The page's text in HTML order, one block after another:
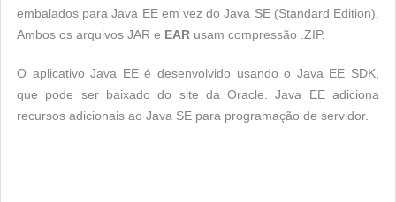
embalados para Java EE em vez do Java SE (Standard Edition).
Ambos os arquivos JAR e EAR usam compressão .ZIP.
O aplicativo Java EE é desenvolvido usando o Java EE SDK,
que pode ser baixado do site da Oracle. Java EE adiciona
recursos adicionais ao Java SE para programação de servidor.